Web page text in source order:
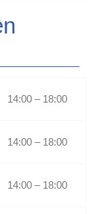
14:00 – 18:00
14:00 – 18:00
14:00 – 18:00